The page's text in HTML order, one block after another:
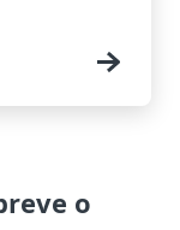
o